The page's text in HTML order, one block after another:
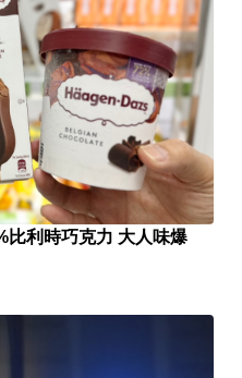
比利時巧克力 大人味爆